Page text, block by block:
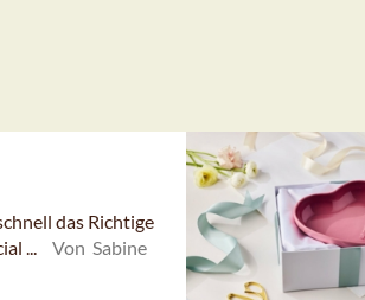
das Richtige
...
Von Sabine